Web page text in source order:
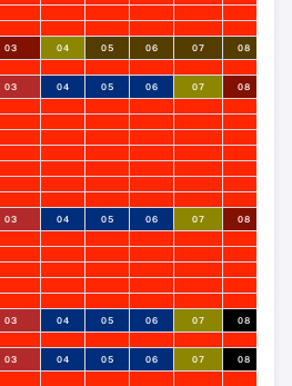
03 04 05 06 07 08
03 04 05 06 07 08
03 04 05 06 07 08
03 04 05 06 07 08
03 04 05 06 07 08